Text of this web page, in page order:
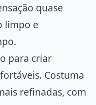
quase
limpo e
para criar
Costuma
refinadas, com